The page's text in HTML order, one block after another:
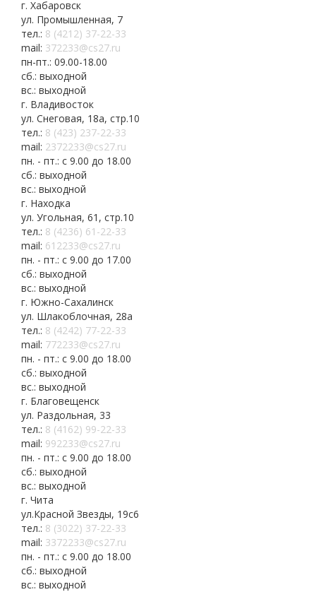
г. Хабаровск
ул. Промышленная, 7
тел.: 8 (4212) 37-22-33
mail: 372233@cs27.ru
пн-пт.: 09.00-18.00
сб.: выходной
вс.: выходной
г. Владивосток
ул. Снеговая, 18а, стр.10
тел.: 8 (423) 237-22-33
mail: 2372233@cs27.ru
пн. - пт.: с 9.00 до 18.00
сб.: выходной
вс.: выходной
г. Находка
ул. Угольная, 61, стр.10
тел.: 8 (4236) 61-22-33
mail: 612233@cs27.ru
пн. - пт.: с 9.00 до 17.00
сб.: выходной
вс.: выходной
г. Южно-Сахалинск
ул. Шлакоблочная, 28а
тел.: 8 (4242) 77-22-33
mail: 772233@cs27.ru
пн. - пт.: с 9.00 до 18.00
сб.: выходной
вс.: выходной
г. Благовещенск
ул. Раздольная, 33
тел.: 8 (4162) 99-22-33
mail: 992233@cs27.ru
пн. - пт.: с 9.00 до 18.00
сб.: выходной
вс.: выходной
г. Чита
ул.Красной Звезды, 19с6
тел.: 8 (3022) 37-22-33
mail: 3372233@cs27.ru
пн. - пт.: с 9.00 до 18.00
сб.: выходной
вс.: выходной